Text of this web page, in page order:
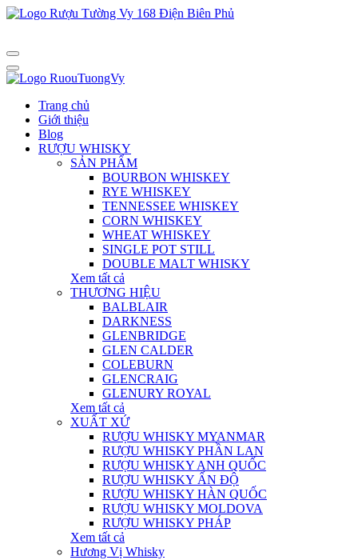
Trang chủ
Giới thiệu
Blog
RƯỢU WHISKY
SẢN PHẨM
BOURBON WHISKEY
RYE WHISKEY
TENNESSEE WHISKEY
CORN WHISKEY
WHEAT WHISKEY
SINGLE POT STILL
DOUBLE MALT WHISKY
Xem tất cả
THƯƠNG HIỆU
BALBLAIR
DARKNESS
GLENBRIDGE
GLEN CALDER
COLEBURN
GLENCRAIG
GLENURY ROYAL
Xem tất cả
XUẤT XỨ
RƯỢU WHISKY MYANMAR
RƯỢU WHISKY PHẦN LAN
RƯỢU WHISKY ANH QUỐC
RƯỢU WHISKY ẤN ĐỘ
RƯỢU WHISKY HÀN QUỐC
RƯỢU WHISKY MOLDOVA
RƯỢU WHISKY PHÁP
Xem tất cả
Hương Vị Whisky